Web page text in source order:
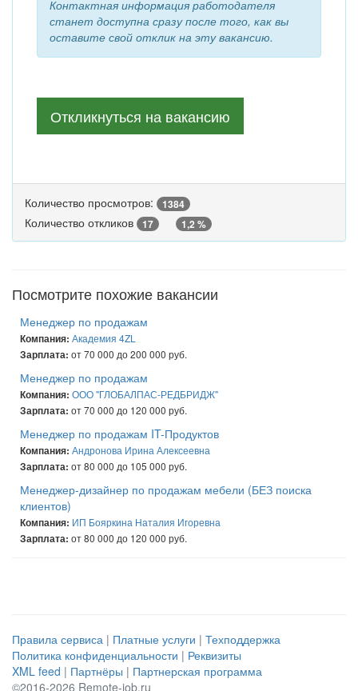
Контактная информация работодателя
станет доступна сразу после того, как вы
оставите свой отклик на эту вакансию.
Откликнуться на вакансию
Количество просмотров: 1384
Количество откликов 17 1,2 %
Посмотрите похожие вакансии
Менеджер по продажам
Компания: Академия 4ZL
Зарплата: от 70 000 до 200 000 руб.
Менеджер по продажам
Компания: ООО "ГЛОБАЛПАС-РЕДБРИДЖ"
Зарплата: от 70 000 до 120 000 руб.
Менеджер по продажам IT-Продуктов
Компания: Андронова Ирина Алексеевна
Зарплата: от 80 000 до 105 000 руб.
Менеджер-дизайнер по продажам мебели (БЕЗ поиска
клиентов)
Компания: ИП Бояркина Наталия Игоревна
Зарплата: от 80 000 до 120 000 руб.
Правила сервиса | Платные услуги | Техподдержка
Политика конфиденциальности | Реквизиты
XML feed | Партнёры | Партнерская программа
©2016-2026 Remote-job.ru